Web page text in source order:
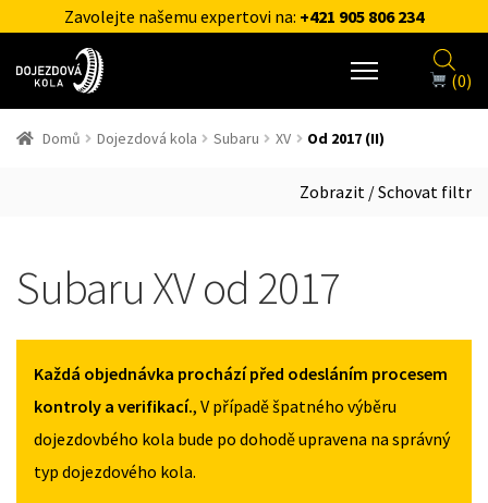
Zavolejte našemu expertovi na: +421 905 806 234
(0)
Domů Dojezdová kola Subaru XV Od 2017 (II)
Zobrazit / Schovat filtr
Subaru XV od 2017
Každá objednávka prochází před odesláním procesem
kontroly a verifikací., V případě špatného výběru
dojezdovbého kola bude po dohodě upravena na správný
typ dojezdového kola.